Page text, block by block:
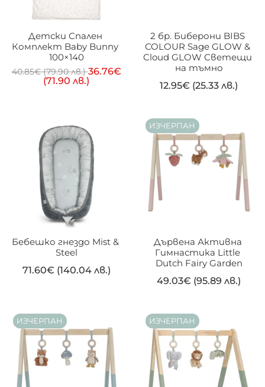
On sale(22)
Детски Спален
Комплект Baby Bunny
100×140
40.85€(79.90 лв.)36.76€
(71.90 лв.)
2 бр. Биберони BIBS
COLOUR Sage GLOW &
Cloud GLOW Светещи
на тъмно
12.95€ (25.33 лв.)
Бебешко гнездо Mist &
Steel
71.60€ (140.04 лв.)
ИЗЧЕРПАН
Дървена Активна
Гимнастика Little
Dutch Fairy Garden
49.03€ (95.89 лв.)
ИЗЧЕРПАН ИЗЧЕРПАН